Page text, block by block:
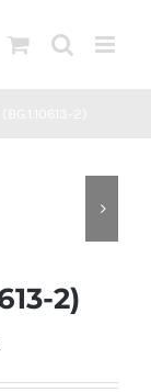
2)